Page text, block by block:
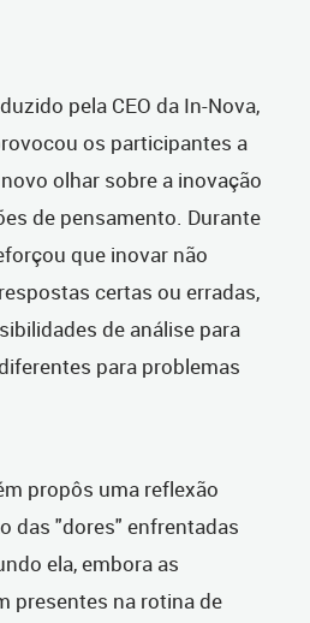
pela CEO da In-Nova,
os participantes a
olhar sobre a inovação
de pensamento. Durante
que inovar não
certas ou erradas,
de análise para
para problemas
propôs uma reflexão
das "dores" enfrentadas
ela, embora as
presentes na rotina de